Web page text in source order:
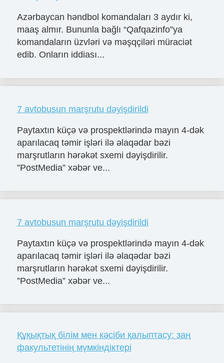
Azərbaycan həndbol komandaları 3 aydır ki,
maaş almır. Bununla bağlı “Qafqazinfo”ya
komandaların üzvləri və məşqçiləri müraciət
edib. Onların iddiası...
7 avtobusun marşrutu dəyişdirildi
Paytaxtın küçə və prospektlərində mayın 4-dək
aparılacaq təmir işləri ilə əlaqədar bəzi
marşrutların hərəkət sxemi dəyişdirilir.
”PostMedia” xəbər ve...
7 avtobusun marşrutu dəyişdirildi
Paytaxtın küçə və prospektlərində mayın 4-dək
aparılacaq təmir işləri ilə əlaqədar bəzi
marşrutların hərəkət sxemi dəyişdirilir.
”PostMedia” xəbər ve...
Құқықтық білім мен кәсіби қалыптасу: заң
факультетінің мүмкіндіктері